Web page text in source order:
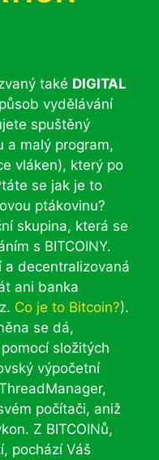
také DIGITAL
vydělávání
spuštěný
a malý program,
vláken), který po
se jak je to
ptákovinu?
skupina, která se
s BITCOINY.
a decentralizovaná
ani banka
Co je to Bitcoin?).
se dá,
složitých
výpočetní
počítači, aniž
Z BITCOINů,
pochází Váš